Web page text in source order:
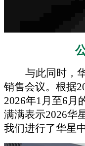
与此同时，
销售会议。根据
2026年1月至6月
满满表示2026华
我们进行了华星